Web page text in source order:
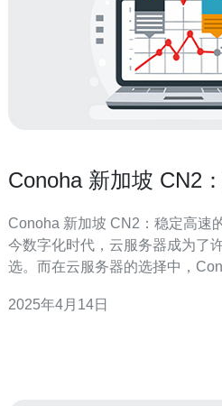
Conoha 新加坡 CN2
Conoha 新加坡 CN2：稳定高速的
今数字化时代，云服务器成为了
选。而在云服务器的选择中，
务器具有极高的稳定性。它采用
2025年4月14日